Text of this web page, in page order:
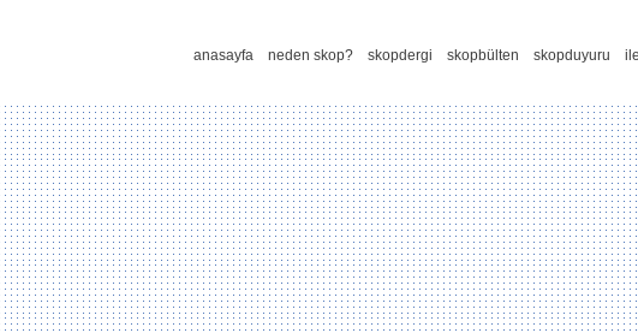
anasayfa neden skop? skopdergi skopbülten skopduyuru